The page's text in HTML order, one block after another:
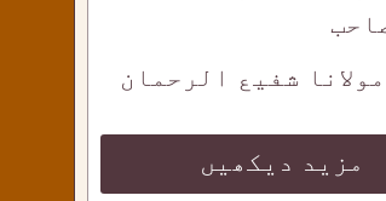
شفیع الرحمان
مزید دیکھیں